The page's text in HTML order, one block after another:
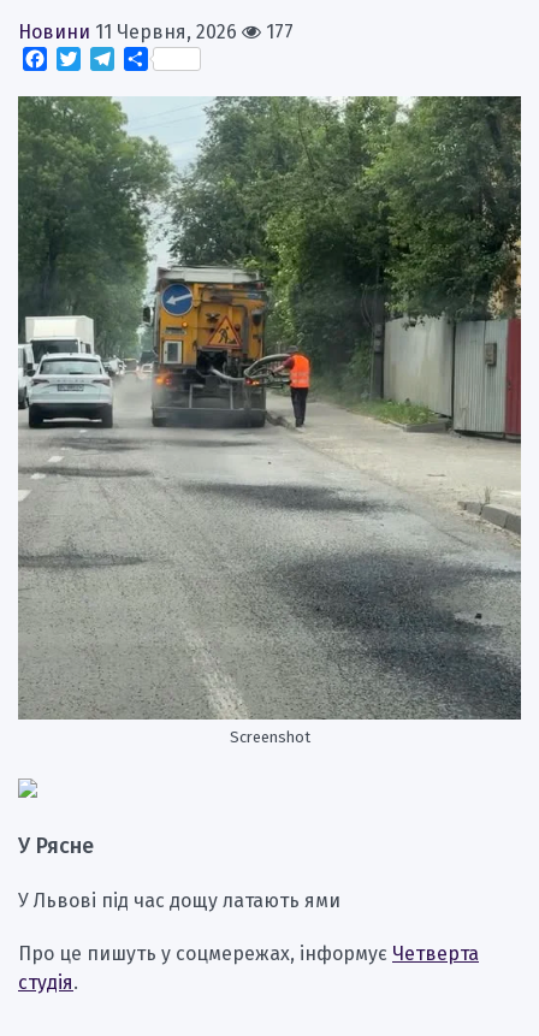
Новини 11 Червня, 2026
177
Facebook
TwitterTelegram
Поділитися
Screenshot
У Рясне
У Львові під час дощу латають ями
Про це пишуть у соцмережах, інформує Четверта
студія.